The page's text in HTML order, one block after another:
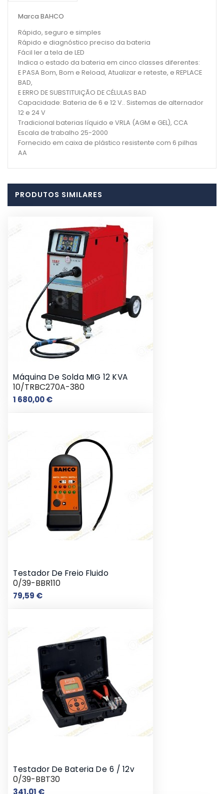
Marca BAHCO
Rápido, seguro e simples
Rápido e diagnóstico preciso da bateria
Fácil ler a tela de LED
Indica o estado da bateria em cinco classes diferentes:
E PASA Bom, Bom e Reload, Atualizar e reteste, e REPLACE
BAD,
E ERRO DE SUBSTITUIÇÃO DE CÉLULAS BAD
Capacidade: Bateria de 6 e 12 V.. Sistemas de alternador
12 e 24 V
Tradicional baterias líquido e VRLA (AGM e GEL), CCA
Escala de trabalho 25-2000
Fornecido em caixa de plástico resistente com 6 pilhas
AA
PRODUTOS SIMILARES
Máquina De Solda MIG 12 KVA
10/TRBC270A-380
1 680,00 €Preço
Testador De Freio Fluido
0/39-BBR110
79,59 €Preço
Testador De Bateria De 6 / 12v
0/39-BBT30
341,01 €Preço